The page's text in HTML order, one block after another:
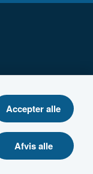
Accepter alle
Afvis alle